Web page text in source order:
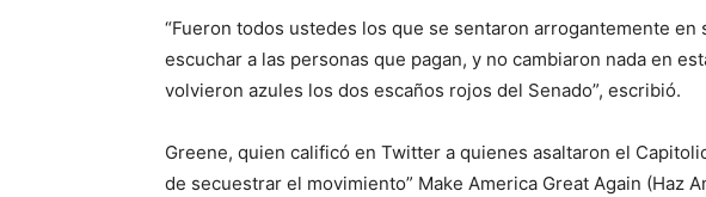
“Fueron todos ustedes los que se sentaron arrogantemente en
escuchar a las personas que pagan, y no cambiaron nada en
volvieron azules los dos escaños rojos del Senado”, escribió.
Greene, quien calificó en Twitter a quienes asaltaron el
de secuestrar el movimiento” Make America Great Again (Haz